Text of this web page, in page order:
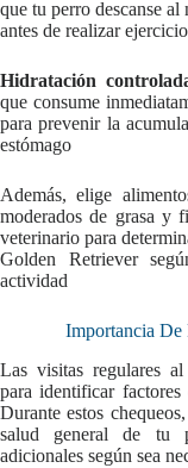
que tu perro descanse al
antes de realizar ejercicio
Hidratación
que consume
para prevenir la
estómago
Además, elige
moderados de grasa y
veterinario para
Golden Retriever
actividad
Importancia De
Las visitas regulares
para identificar factores
Durante estos
salud general de tu
adicionales según sea